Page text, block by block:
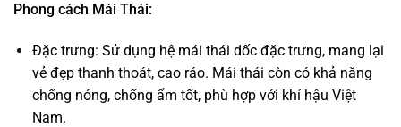
Phong cách Mái Thái:
Đặc trưng: Sử dụng hệ mái thái dốc đặc trưng, mang lại
vẻ đẹp thanh thoát, cao ráo. Mái thái còn có khả năng
chống nóng, chống ẩm tốt, phù hợp với khí hậu Việt
Nam.